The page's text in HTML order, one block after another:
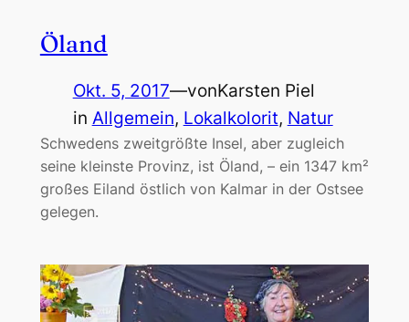
Öland
Okt. 5, 2017—vonKarsten Piel
in Allgemein, Lokalkolorit, Natur
Schwedens zweitgrößte Insel, aber zugleich
seine kleinste Provinz, ist Öland, – ein 1347 km²
großes Eiland östlich von Kalmar in der Ostsee
gelegen.